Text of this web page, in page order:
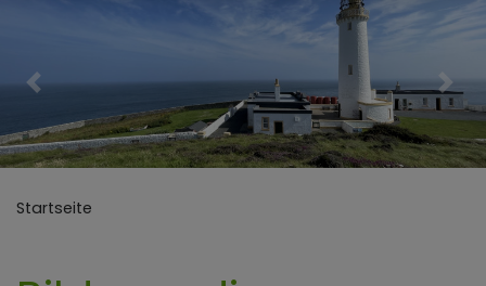
Previous Next
Startseite